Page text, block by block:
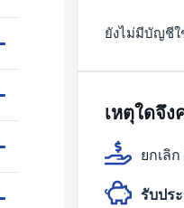
ยังไม่มีบัญชีใ
เหตุใดจึง
ยกเลิก
รับปร